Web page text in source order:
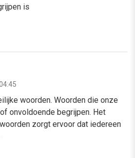
is
woorden. Woorden die onze
onvoldoende begrijpen. Het
zorgt ervoor dat iedereen